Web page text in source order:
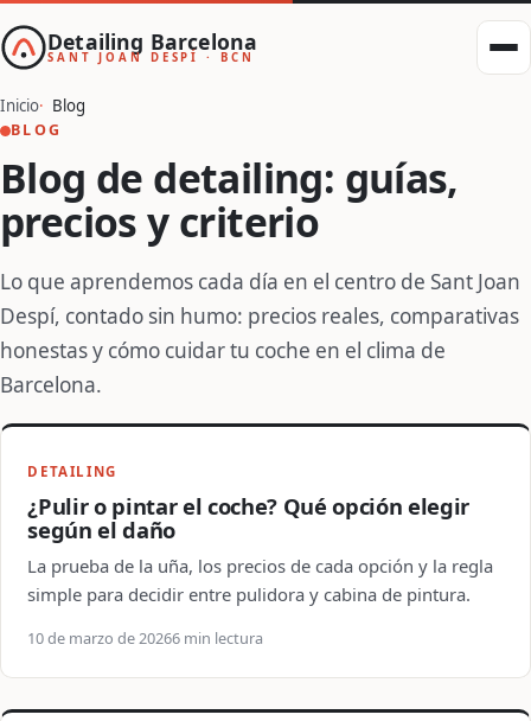
Detailing Barcelona
SANT JOAN DESPÍ · BCN
Inicio Blog
BLOG
Blog de detailing: guías,
precios y criterio
Lo que aprendemos cada día en el centro de Sant Joan
Despí, contado sin humo: precios reales, comparativas
honestas y cómo cuidar tu coche en el clima de
Barcelona.
DETAILING
¿Pulir o pintar el coche? Qué opción elegir
según el daño
La prueba de la uña, los precios de cada opción y la regla
simple para decidir entre pulidora y cabina de pintura.
10 de marzo de 20266 min lectura